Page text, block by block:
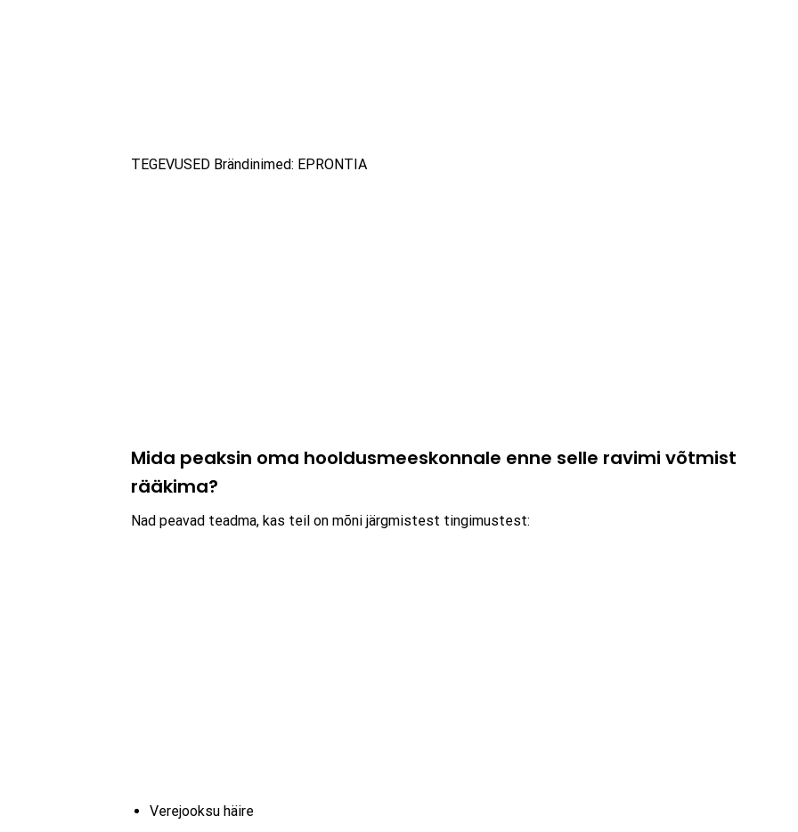
TEGEVUSED Brändinimed: EPRONTIA
Mida peaksin oma hooldusmeeskonnale enne selle ravimi võtmist
rääkima?
Nad peavad teadma, kas teil on mõni järgmistest tingimustest:
Verejooksu häire